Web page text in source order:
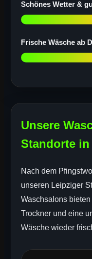
Schönes Wetter &
Frische Wäsche ab
Unsere
Standorte
Nach dem
unseren Leipziger
Waschsalons
Trockner und eine
Wäsche wieder